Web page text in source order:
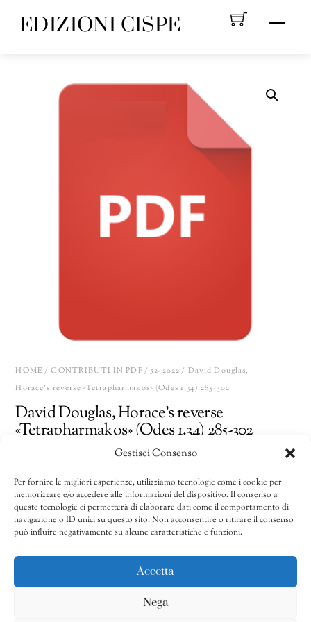
Gestisci Consenso
Per fornire le migliori esperienze, utilizziamo tecnologie come i cookie per
memorizzare e/o accedere alle informazioni del dispositivo. Il consenso a
queste tecnologie ci permetterà di elaborare dati come il comportamento di
navigazione o ID unici su questo sito. Non acconsentire o ritirare il consenso
può influire negativamente su alcune caratteristiche e funzioni.
Accetta
Nega
Menu
EDIZIONI CISPE
HOME /CONTRIBUTI IN PDF/52-2022/ David Douglas,
Horace’s reverse «Tetrapharmakos» (Odes 1.34) 285-302
David Douglas, Horace’s reverse
«Tetrapharmakos» (Odes 1.34) 285-302
David
Douglas,
Horace's
reverse
(Odes
AGGIUNGI AL CARRELLO Share
CATEGORIE:51/2021-53/2023,52-2022,Contributi in pdf